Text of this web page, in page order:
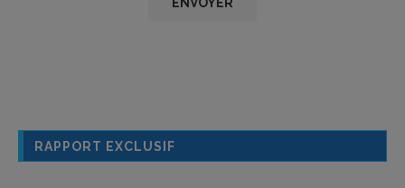
RAPPORT EXCLUSIF